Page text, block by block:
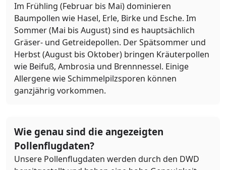
Im Frühling (Februar bis Mai) dominieren
Baumpollen wie Hasel, Erle, Birke und Esche. Im
Sommer (Mai bis August) sind es hauptsächlich
Gräser- und Getreidepollen. Der Spätsommer und
Herbst (August bis Oktober) bringen Kräuterpollen
wie Beifuß, Ambrosia und Brennnessel. Einige
Allergene wie Schimmelpilzsporen können
ganzjährig vorkommen.
Wie genau sind die angezeigten
Pollenflugdaten?
Unsere Pollenflugdaten werden durch den DWD